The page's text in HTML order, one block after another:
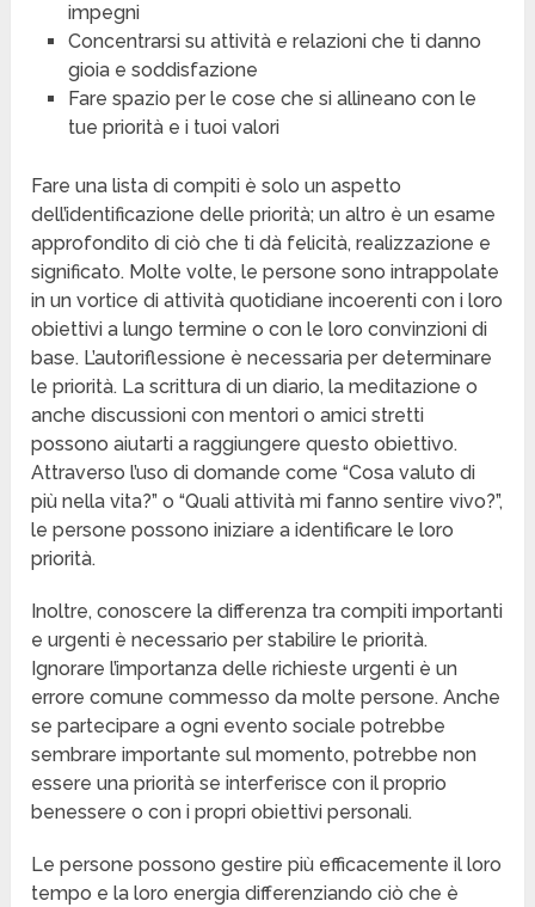
impegni
Concentrarsi su attività e relazioni che ti danno
gioia e soddisfazione
Fare spazio per le cose che si allineano con le
tue priorità e i tuoi valori
Fare una lista di compiti è solo un aspetto
dell’identificazione delle priorità; un altro è un esame
approfondito di ciò che ti dà felicità, realizzazione e
significato. Molte volte, le persone sono intrappolate
in un vortice di attività quotidiane incoerenti con i loro
obiettivi a lungo termine o con le loro convinzioni di
base. L’autoriflessione è necessaria per determinare
le priorità. La scrittura di un diario, la meditazione o
anche discussioni con mentori o amici stretti
possono aiutarti a raggiungere questo obiettivo.
Attraverso l’uso di domande come “Cosa valuto di
più nella vita?” o “Quali attività mi fanno sentire vivo?”,
le persone possono iniziare a identificare le loro
priorità.
Inoltre, conoscere la differenza tra compiti importanti
e urgenti è necessario per stabilire le priorità.
Ignorare l’importanza delle richieste urgenti è un
errore comune commesso da molte persone. Anche
se partecipare a ogni evento sociale potrebbe
sembrare importante sul momento, potrebbe non
essere una priorità se interferisce con il proprio
benessere o con i propri obiettivi personali.
Le persone possono gestire più efficacemente il loro
tempo e la loro energia differenziando ciò che è